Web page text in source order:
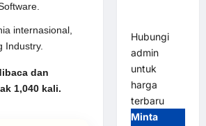
.
internasional,
Industry.
dan
1,040 kali.
Hubungi
admin
untuk
harga
terbaru
Minta